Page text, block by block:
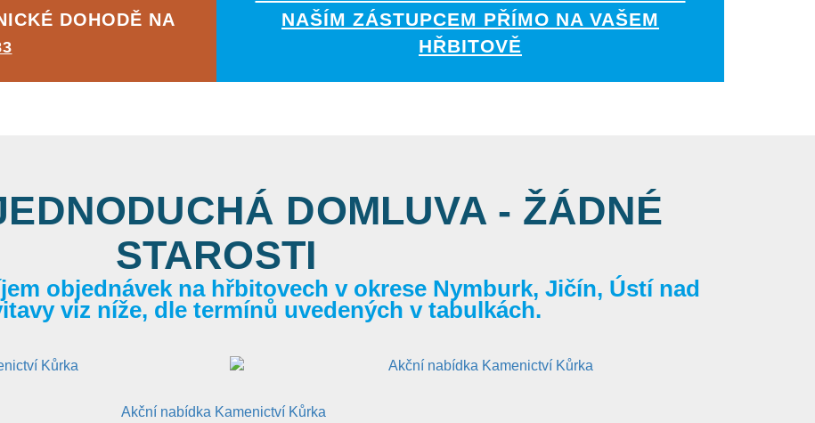
DOHODĚ NA
NAŠÍM ZÁSTUPCEM PŘÍMO NA VAŠEM
HŘBITOVĚ
DOMLUVA - ŽÁDNÉ
STAROSTI
objednávek na hřbitovech v okrese Nymburk, Jičín, Ústí nad
viz níže, dle termínů uvedených v tabulkách.